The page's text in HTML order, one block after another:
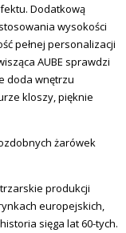
Dodatkową
wysokości
pełnej personalizacji
AUBE sprawdzi
doda wnętrzu
kloszy, pięknie
żarówek
produkcji
europejskich,
sięga lat 60-tych.